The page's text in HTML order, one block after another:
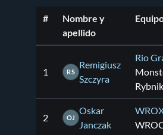
#
Nombre y
apellido
1 RS
Remigiusz
Szczyra
Rio
Rybnik
2 OJ
Oskar
Janczak